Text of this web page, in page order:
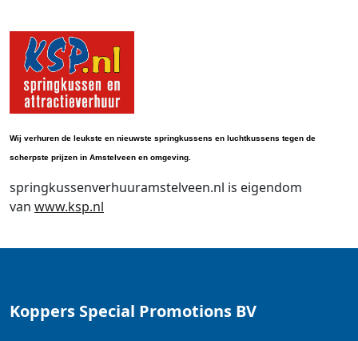
Wij verhuren de leukste en nieuwste springkussens en luchtkussens tegen de
scherpste prijzen in Amstelveen en omgeving.
springkussenverhuuramstelveen.nl is eigendom
van www.ksp.nl
Koppers Special Promotions BV